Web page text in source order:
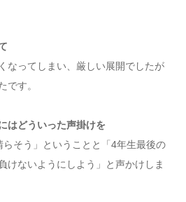
なってしまい、厳しい展開でしたが
です。
はどういった声掛けを
らそう」ということと「4年生最後の
けないようにしよう」と声かけしま